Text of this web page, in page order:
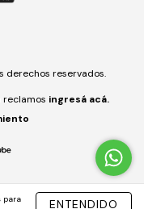
para
ENTENDIDO
derechos reservados.
reclamos ingresá acá.